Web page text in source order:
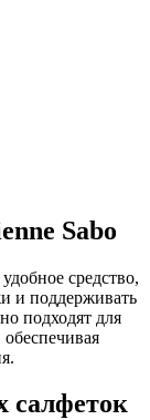
Sabo
средство,
и поддерживать
подходят для
салфеток